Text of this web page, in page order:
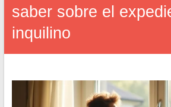
saber sobre el
inquilino